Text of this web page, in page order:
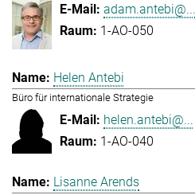
adam.antebi@...
1-AO-050
Helen Antebi
Büro für internationale Strategie
helen.antebi@...
1-AO-040
Lisanne Arends